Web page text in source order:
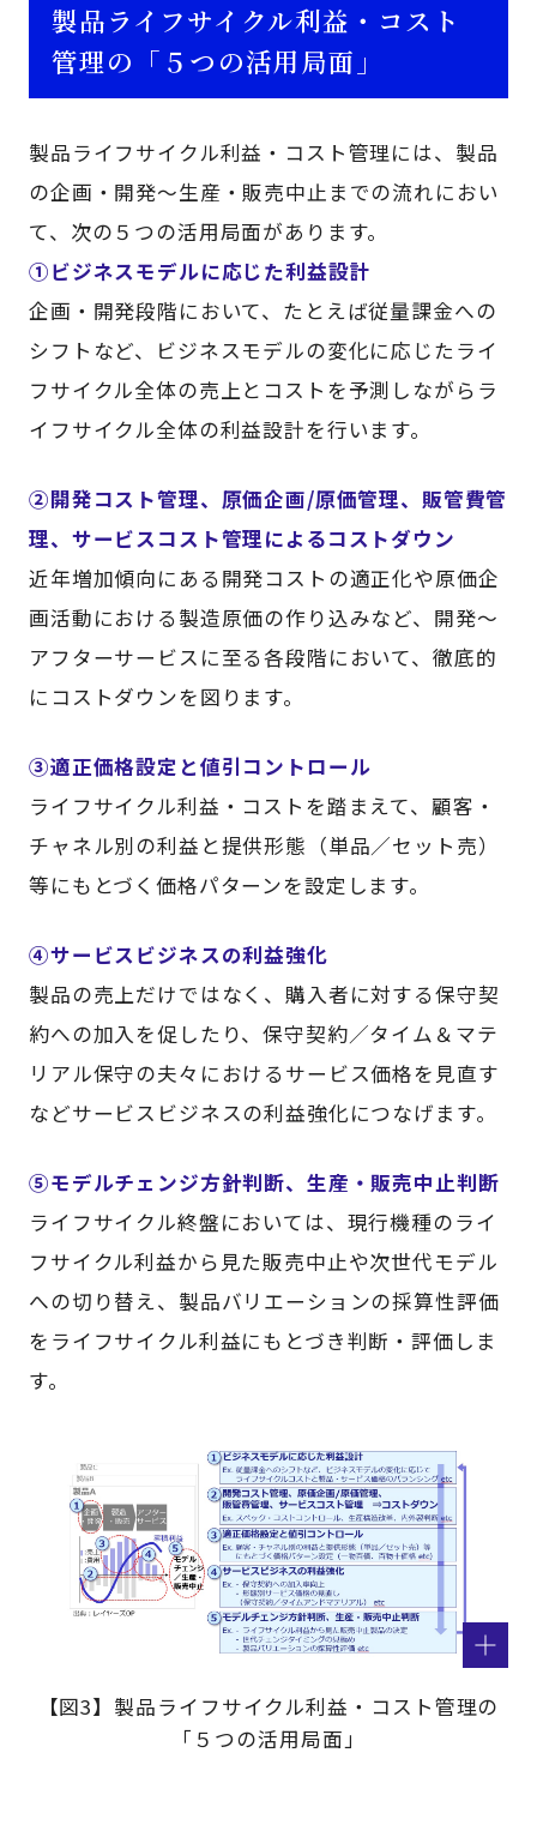
製品ライフサイクル利益・コスト
管理の「５つの活用局面」
製品ライフサイクル利益・コスト管理には、製品
の企画・開発～生産・販売中止までの流れにおい
て、次の５つの活用局面があります。
①ビジネスモデルに応じた利益設計
企画・開発段階において、たとえば従量課金への
シフトなど、ビジネスモデルの変化に応じたライ
フサイクル全体の売上とコストを予測しながらラ
イフサイクル全体の利益設計を行います。
②開発コスト管理、原価企画/原価管理、販管費管
理、サービスコスト管理によるコストダウン
近年増加傾向にある開発コストの適正化や原価企
画活動における製造原価の作り込みなど、開発～
アフターサービスに至る各段階において、徹底的
にコストダウンを図ります。
③適正価格設定と値引コントロール
ライフサイクル利益・コストを踏まえて、顧客・
チャネル別の利益と提供形態（単品／セット売）
等にもとづく価格パターンを設定します。
④サービスビジネスの利益強化
製品の売上だけではなく、購入者に対する保守契
約への加入を促したり、保守契約／タイム＆マテ
リアル保守の夫々におけるサービス価格を見直す
などサービスビジネスの利益強化につなげます。
⑤モデルチェンジ方針判断、生産・販売中止判断
ライフサイクル終盤においては、現行機種のライ
フサイクル利益から見た販売中止や次世代モデル
への切り替え、製品バリエーションの採算性評価
をライフサイクル利益にもとづき判断・評価しま
す。
【図3】製品ライフサイクル利益・コスト管理の
「５つの活用局面」